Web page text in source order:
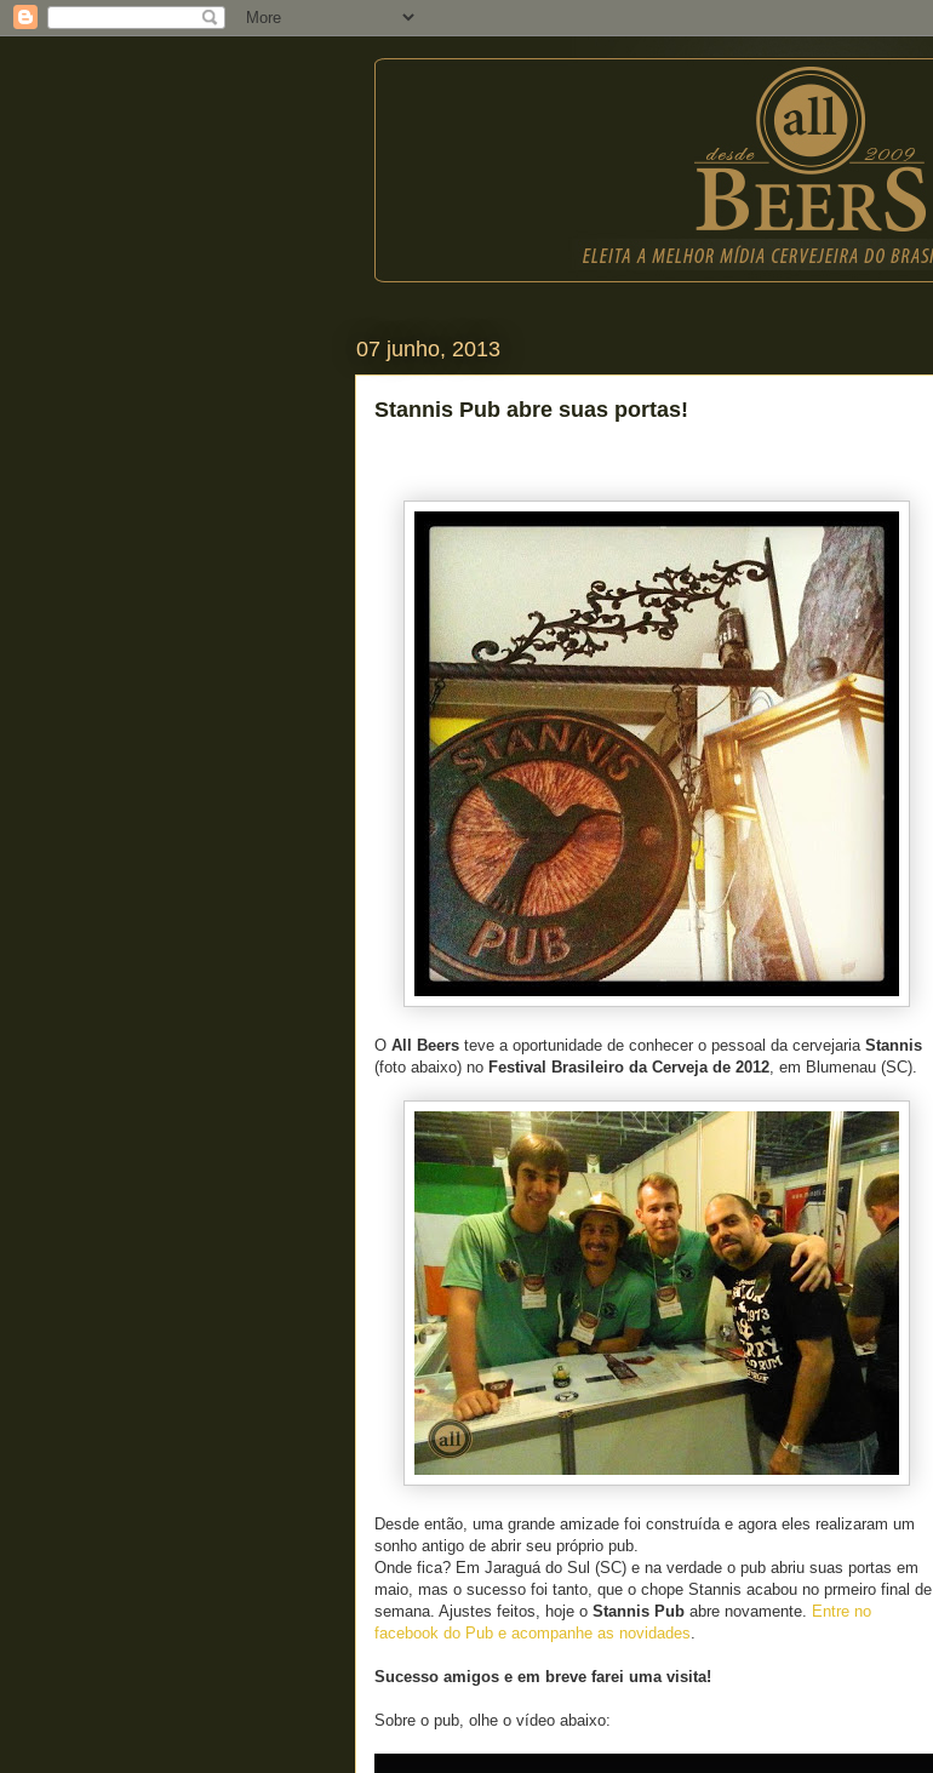
07 junho, 2013
Stannis Pub abre suas portas!
O All Beers teve a oportunidade de conhecer o pessoal da cervejaria Stannis
(foto abaixo) no Festival Brasileiro da Cerveja de 2012, em Blumenau (SC).
Desde então, uma grande amizade foi construída e agora eles realizaram um
sonho antigo de abrir seu próprio pub.
Onde fica? Em Jaraguá do Sul (SC) e na verdade o pub abriu suas portas em
maio, mas o sucesso foi tanto, que o chope Stannis acabou no prmeiro final de
semana. Ajustes feitos, hoje o Stannis Pub abre novamente. Entre no
facebook do Pub e acompanhe as novidades.
Sucesso amigos e em breve farei uma visita!
Sobre o pub, olhe o vídeo abaixo: